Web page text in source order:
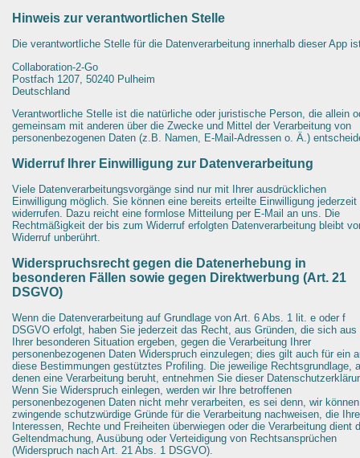
Hinweis zur verantwortlichen Stelle
Die verantwortliche Stelle für die Datenverarbeitung innerhalb dieser App
Collaboration-2-Go
Postfach 1207, 50240 Pulheim
Deutschland
Verantwortliche Stelle ist die natürliche oder juristische Person, die allein
gemeinsam mit anderen über die Zwecke und Mittel der Verarbeitung von
personenbezogenen Daten (z.B. Namen, E-Mail-Adressen o. Ä.)
Widerruf Ihrer Einwilligung zur Datenverarbeitung
Viele Datenverarbeitungsvorgänge sind nur mit Ihrer ausdrücklichen
Einwilligung möglich. Sie können eine bereits erteilte Einwilligung jederzeit
widerrufen. Dazu reicht eine formlose Mitteilung per E-Mail an uns. Die
Rechtmäßigkeit der bis zum Widerruf erfolgten Datenverarbeitung bleibt
Widerruf unberührt.
Widerspruchsrecht gegen die Datenerhebung in
besonderen Fällen sowie gegen Direktwerbung (Art. 21
DSGVO)
Wenn die Datenverarbeitung auf Grundlage von Art. 6 Abs. 1 lit. e oder f
DSGVO erfolgt, haben Sie jederzeit das Recht, aus Gründen, die sich aus
Ihrer besonderen Situation ergeben, gegen die Verarbeitung Ihrer
personenbezogenen Daten Widerspruch einzulegen; dies gilt auch für ein
diese Bestimmungen gestütztes Profiling. Die jeweilige Rechtsgrundlage,
denen eine Verarbeitung beruht, entnehmen Sie dieser
Wenn Sie Widerspruch einlegen, werden wir Ihre betroffenen
personenbezogenen Daten nicht mehr verarbeiten, es sei denn, wir können
zwingende schutzwürdige Gründe für die Verarbeitung nachweisen, die Ihre
Interessen, Rechte und Freiheiten überwiegen oder die Verarbeitung dient
Geltendmachung, Ausübung oder Verteidigung von Rechtsansprüchen
(Widerspruch nach Art. 21 Abs. 1 DSGVO).